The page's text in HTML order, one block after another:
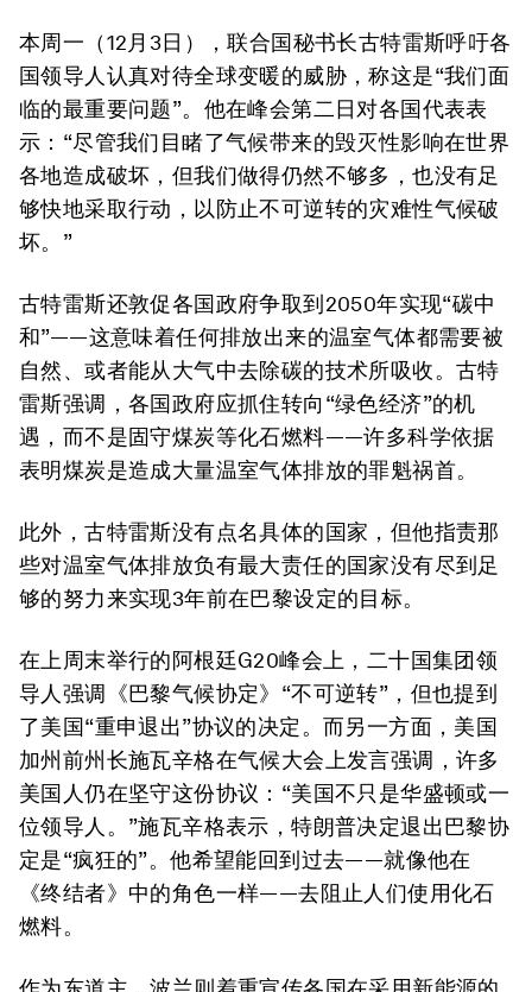
本周一（12月3日），联合国秘书长古特雷斯呼吁各
国领导人认真对待全球变暖的威胁，称这是“我们面
临的最重要问题”。他在峰会第二日对各国代表表
示：“尽管我们目睹了气候带来的毁灭性影响在世界
各地造成破坏，但我们做得仍然不够多，也没有足
够快地采取行动，以防止不可逆转的灾难性气候破
坏。”
古特雷斯还敦促各国政府争取到2050年实现“碳中
和”——这意味着任何排放出来的温室气体都需要被
自然、或者能从大气中去除碳的技术所吸收。古特
雷斯强调，各国政府应抓住转向“绿色经济”的机
遇，而不是固守煤炭等化石燃料——许多科学依据
表明煤炭是造成大量温室气体排放的罪魁祸首。
此外，古特雷斯没有点名具体的国家，但他指责那
些对温室气体排放负有最大责任的国家没有尽到足
够的努力来实现3年前在巴黎设定的目标。
在上周末举行的阿根廷G20峰会上，二十国集团领
导人强调《巴黎气候协定》“不可逆转”，但也提到
了美国“重申退出”协议的决定。而另一方面，美国
加州前州长施瓦辛格在气候大会上发言强调，许多
美国人仍在坚守这份协议：“美国不只是华盛顿或一
位领导人。”施瓦辛格表示，特朗普决定退出巴黎协
定是“疯狂的”。他希望能回到过去——就像他在
《终结者》中的角色一样——去阻止人们使用化石
燃料。